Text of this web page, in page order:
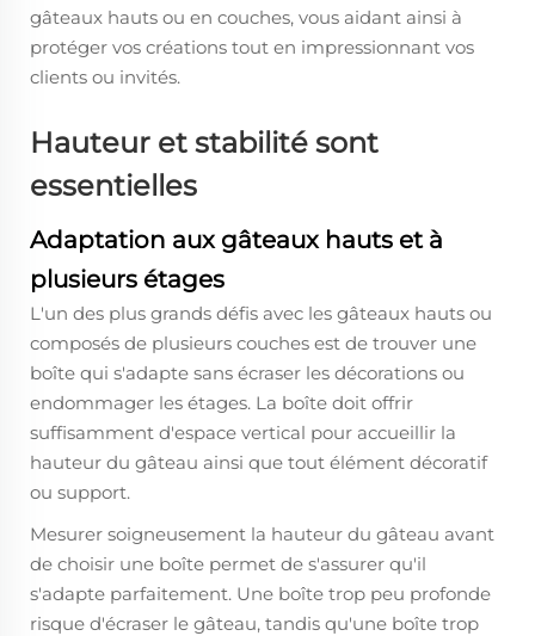
gâteaux hauts ou en couches, vous aidant ainsi à
protéger vos créations tout en impressionnant vos
clients ou invités.
Hauteur et stabilité sont
essentielles
Adaptation aux gâteaux hauts et à
plusieurs étages
L'un des plus grands défis avec les gâteaux hauts ou
composés de plusieurs couches est de trouver une
boîte qui s'adapte sans écraser les décorations ou
endommager les étages. La boîte doit offrir
suffisamment d'espace vertical pour accueillir la
hauteur du gâteau ainsi que tout élément décoratif
ou support.
Mesurer soigneusement la hauteur du gâteau avant
de choisir une boîte permet de s'assurer qu'il
s'adapte parfaitement. Une boîte trop peu profonde
risque d'écraser le gâteau, tandis qu'une boîte trop